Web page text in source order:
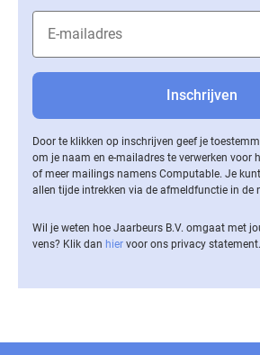
Door te klikken op inschrijven geef je
om je naam en e-mailadres te verwerken voor
of meer mailings namens Computable. Je
allen tijde intrekken via de af­meld­func­tie in de
Wil je weten hoe Jaarbeurs B.V. omgaat met
vens? Klik dan hier voor ons privacy statement.